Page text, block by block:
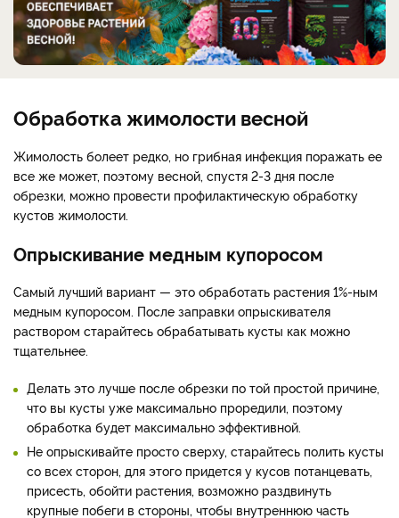
Обработка жимолости весной
Жимолость болеет редко, но грибная инфекция поражать ее
все же может, поэтому весной, спустя 2-3 дня после
обрезки, можно провести профилактическую обработку
кустов жимолости.
Опрыскивание медным купоросом
Самый лучший вариант — это обработать растения 1%-ным
медным купоросом. После заправки опрыскивателя
раствором старайтесь обрабатывать кусты как можно
тщательнее.
Делать это лучше после обрезки по той простой причине,
что вы кусты уже максимально проредили, поэтому
обработка будет максимально эффективной.
Не опрыскивайте просто сверху, старайтесь полить кусты
со всех сторон, для этого придется у кусов потанцевать,
присесть, обойти растения, возможно раздвинуть
крупные побеги в стороны, чтобы внутреннюю часть